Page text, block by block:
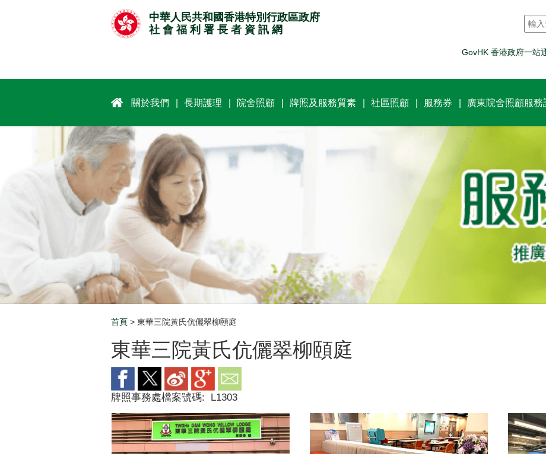
中華人民共和國香港特別行政區政府
社 會 福 利 署 長 者 資 訊 網
搜尋 *
GovHK 香港政府一站
關於我們 長期護理 院舍照顧 牌照及服務質素 社區照顧 服務券 廣東院舍照顧服務
Breadcrumb
首頁 > 東華三院黃氏伉儷翠柳頤庭
東華三院黃氏伉儷翠柳頤庭
牌照事務處檔案號碼: L1303